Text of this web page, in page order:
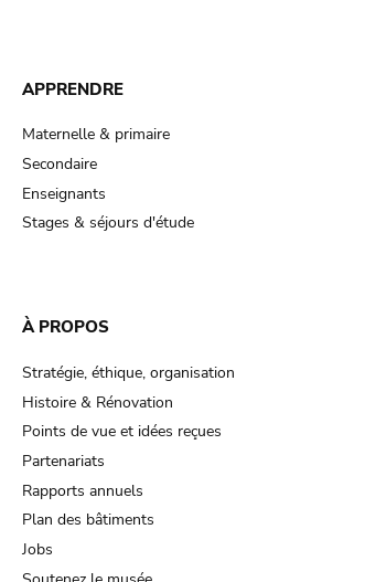
APPRENDRE
Maternelle & primaire
Secondaire
Enseignants
Stages & séjours d'étude
À PROPOS
Stratégie, éthique, organisation
Histoire & Rénovation
Points de vue et idées reçues
Partenariats
Rapports annuels
Plan des bâtiments
Jobs